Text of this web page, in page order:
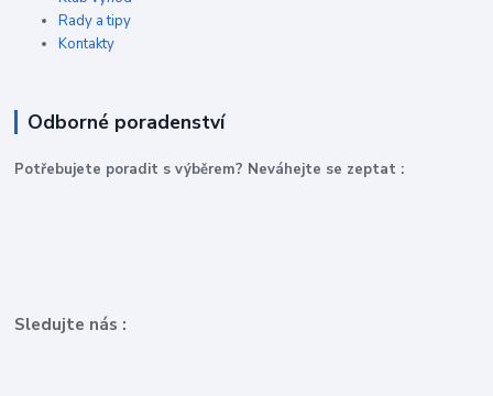
Rady a tipy
Kontakty
Odborné poradenství
Potřebujete poradit s výběrem? Neváhejte se zeptat :
Sledujte nás :